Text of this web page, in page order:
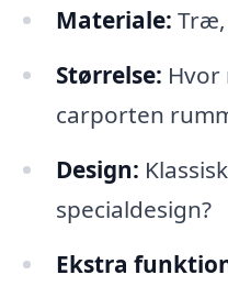
Materiale: Træ,
Størrelse: Hvor
carporten
Design:
specialdesign?
Ekstra